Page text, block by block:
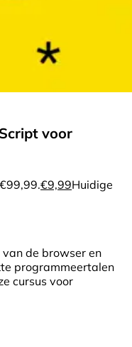
voor
€9,99Huidige
de browser en
programmeertalen
cursus voor